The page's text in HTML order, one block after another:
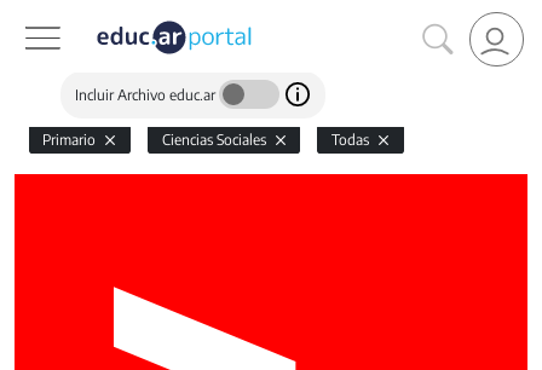
Incluir Archivo educ.ar
Primario Ciencias Sociales Todas